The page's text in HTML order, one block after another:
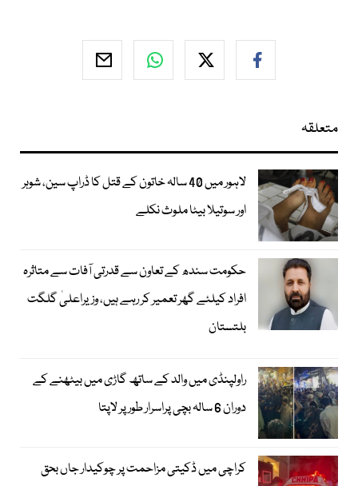
متعلقہ
لاہور میں 40 سالہ خاتون کے قتل کا ڈراپ سین، شوہر
اور سوتیلا بیٹا ملوث نکلے
حکومت سندھ کے تعاون سے قدرتی آفات سے متاثرہ
افراد کیلئے گھر تعمیر کر رہے ہیں، وزیراعلیٰ گلگت
بلتستان
راولپنڈی میں والد کے ساتھ گاڑی میں بیٹھنے کے
دوران 6 سالہ بچی پراسرار طور پر لاپتا
کراچی میں ڈکیتی مزاحمت پر چوکیدار جاں بحق